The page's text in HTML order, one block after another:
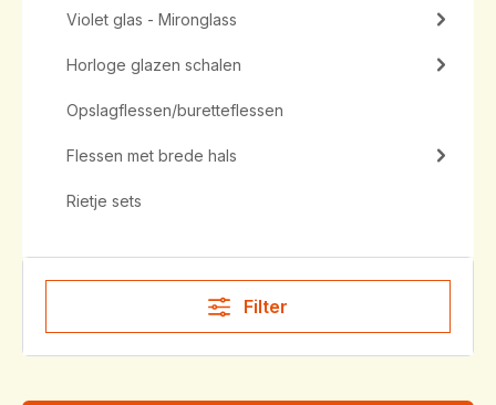
Violet glas - Mironglass
Horloge glazen schalen
Opslagflessen/buretteflessen
Flessen met brede hals
Rietje sets
Filter